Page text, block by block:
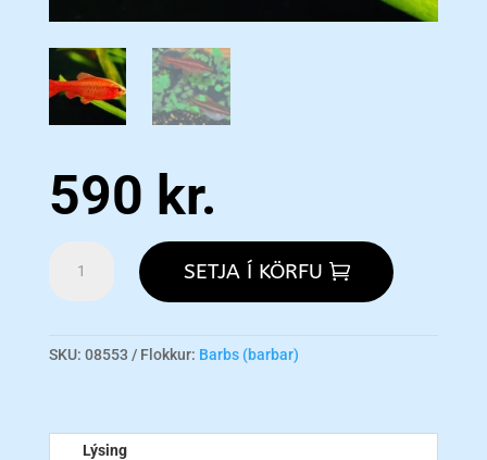
590 kr.
SETJA Í KÖRFU
SKU: 08553 Flokkur: Barbs (barbar)
Lýsing